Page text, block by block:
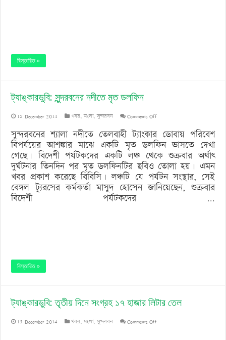
বিস্তারিত »
ট্যাঙ্কারডুবি: সুন্দরবনের নদীতে মৃত ডলফিন
15 December 2014 খবর,মংলা,সুন্দরবন Comments Offon
ট্যাঙ্কারডুবি:
সুন্দরবনের
নদীতে
মৃত
ডলফিন
সুন্দরবনের শ্যালা নদীতে তেলবাহী ট্যাংকার ডোবায় পরিবেশ
বিপর্যয়ের আশঙ্কার মাঝে একটি মৃত ডলফিন ভাসতে দেখা
গেছে। বিদেশী পর্যটকদের একটি লঞ্চ থেকে শুক্রবার অর্থাৎ
দুর্ঘটনার তিনদিন পর মৃত ডলফিনটির ছবিও তোলা হয়। এমন
খবর প্রকাশ করেছে বিবিসি। লঞ্চটি যে পর্যটন সংস্থার, সেই
বেঙ্গল ট্যুরসের কর্মকর্তা মাসুদ হোসেন জানিয়েছেন, শুক্রবার
বিদেশী পর্যটকদের …
বিস্তারিত »
ট্যাঙ্কারডুবি: তৃতীয় দিনে সংগ্রহ ১৭ হাজার লিটার তেল
15 December 2014 খবর,মংলা,সুন্দরবন Comments Offon